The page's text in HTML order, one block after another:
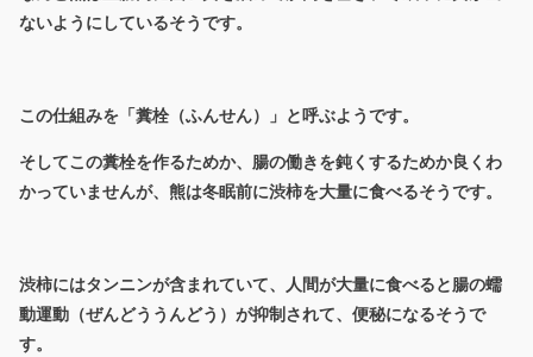
ないようにしているそうです。
この仕組みを「糞栓（ふんせん）」と呼ぶようです。
そしてこの糞栓を作るためか、腸の働きを鈍くするためか良くわ
かっていませんが、熊は冬眠前に渋柿を大量に食べるそうです。
渋柿にはタンニンが含まれていて、人間が大量に食べると腸の蠕
動運動（ぜんどううんどう）が抑制されて、便秘になるそうで
す。